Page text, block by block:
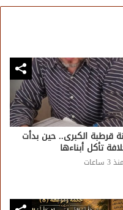
قرطبة الكبرى.. حين بدأت
تأكل أبناءها
منذ 3 ساعات